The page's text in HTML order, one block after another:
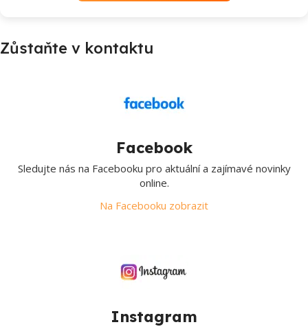
Zůstaňte v kontaktu
Facebook
Sledujte nás na Facebooku pro aktuální a zajímavé novinky
online.
Na Facebooku zobrazit
Instagram